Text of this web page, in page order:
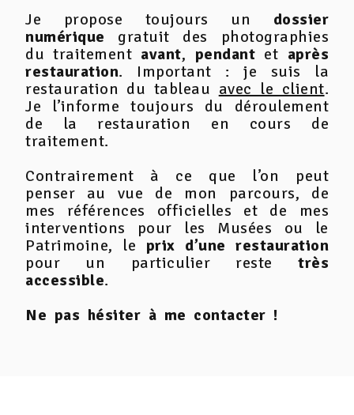
Je propose toujours un dossier
numérique gratuit des photographies
du traitement avant, pendant et après
restauration. Important : je suis la
restauration du tableau avec le client.
Je l’informe toujours du déroulement
de la restauration en cours de
traitement.
Contrairement à ce que l’on peut
penser au vue de mon parcours, de
mes références officielles et de mes
interventions pour les Musées ou le
Patrimoine, le prix d’une restauration
pour un particulier reste très
accessible.
Ne pas hésiter à me contacter !